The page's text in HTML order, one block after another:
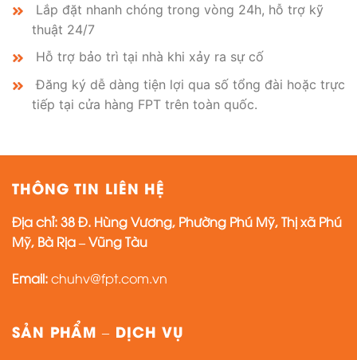
Lắp đặt nhanh chóng trong vòng 24h, hỗ trợ kỹ
thuật 24/7
Hỗ trợ bảo trì tại nhà khi xảy ra sự cố
Đăng ký dễ dàng tiện lợi qua số tổng đài hoặc trực
tiếp tại cửa hàng FPT trên toàn quốc.
THÔNG TIN LIÊN HỆ
Địa chỉ:38 Đ. Hùng Vương, Phường Phú Mỹ, Thị xã Phú
Mỹ, Bà Rịa – Vũng Tàu
Email:chuhv@fpt.com.vn
SẢN PHẨM – DỊCH VỤ